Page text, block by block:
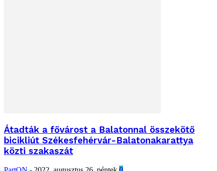
Átadták a fővárost a Balatonnal összekötő
bicikliút Székesfehérvár-Balatonakarattya
közti szakaszát